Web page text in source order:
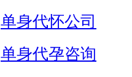
单身代怀公司
单身代孕咨询